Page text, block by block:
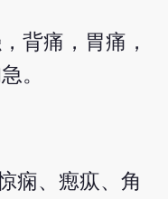
背痛，胃痛，
。
痫、瘛疭、角